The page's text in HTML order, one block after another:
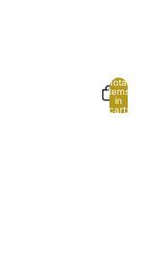
Total
items
in
cart: